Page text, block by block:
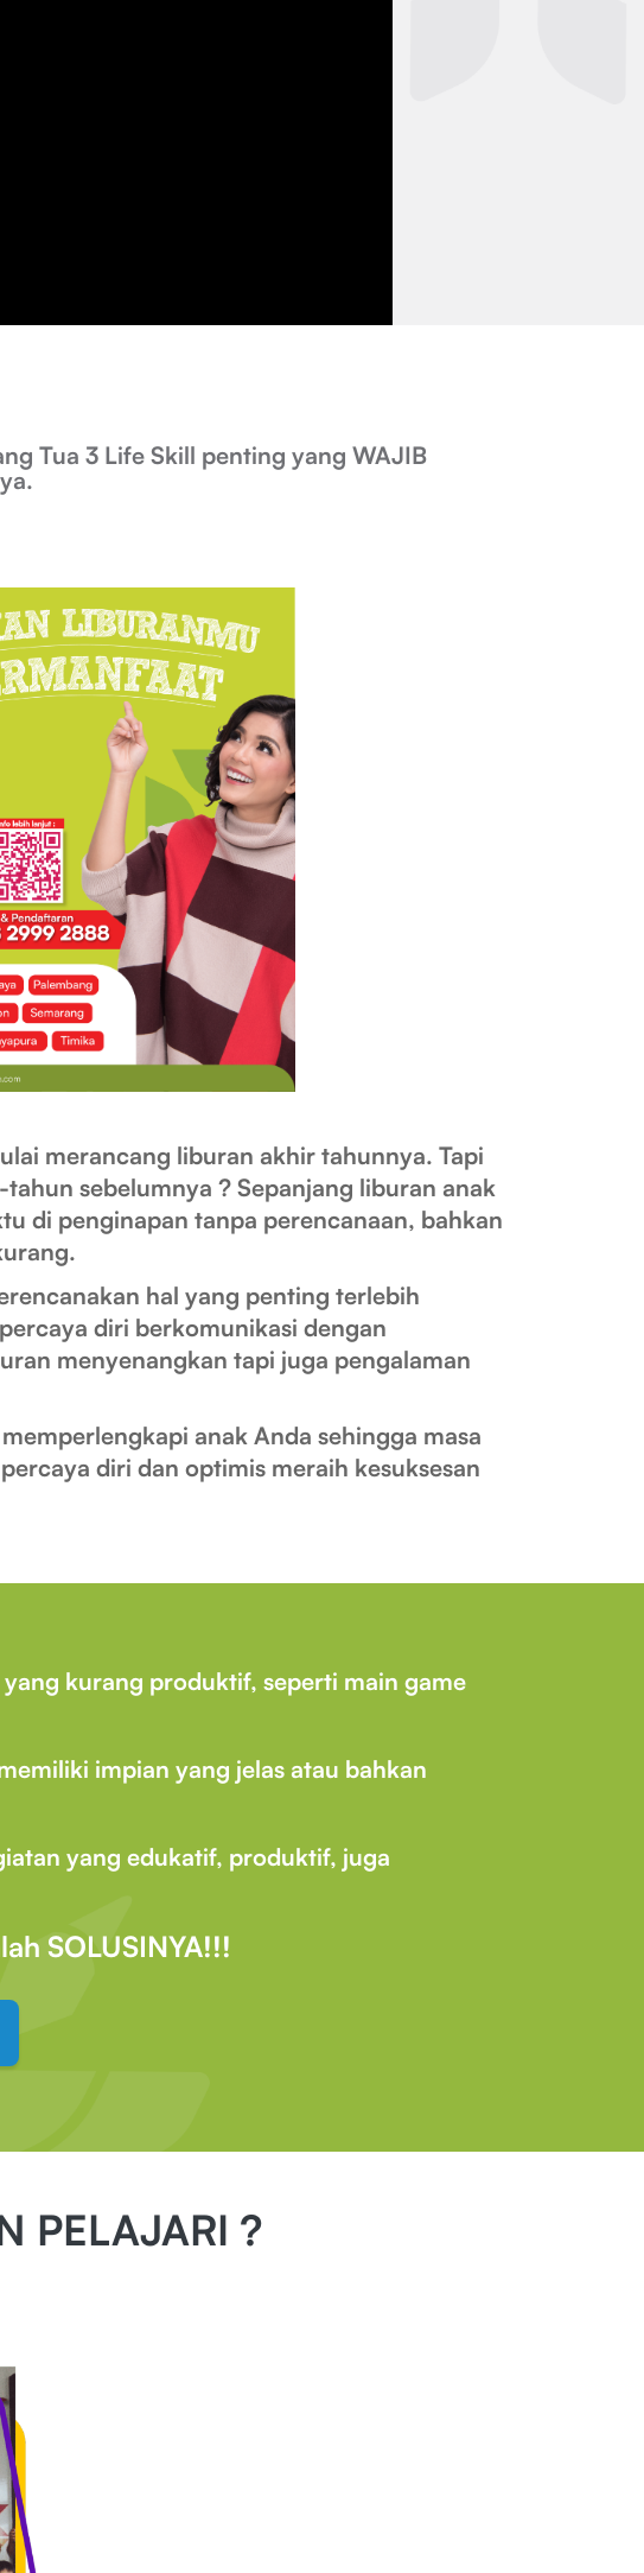
Tua 3 Life Skill penting yang WAJIB
merancang liburan akhir tahunnya. Tapi
sebelumnya ? Sepanjang liburan anak
di penginapan tanpa perencanaan, bahkan
hal yang penting terlebih
diri berkomunikasi dengan
menyenangkan tapi juga pengalaman
anak Anda sehingga masa
diri dan optimis meraih kesuksesan
kurang produktif, seperti main game
impian yang jelas atau bahkan
yang edukatif, produktif, juga
SOLUSINYA!!!
PELAJARI ?